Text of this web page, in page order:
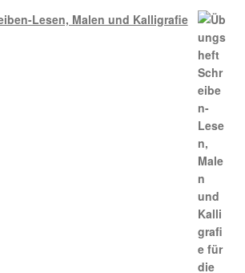
Lesen, Malen und Kalligrafie